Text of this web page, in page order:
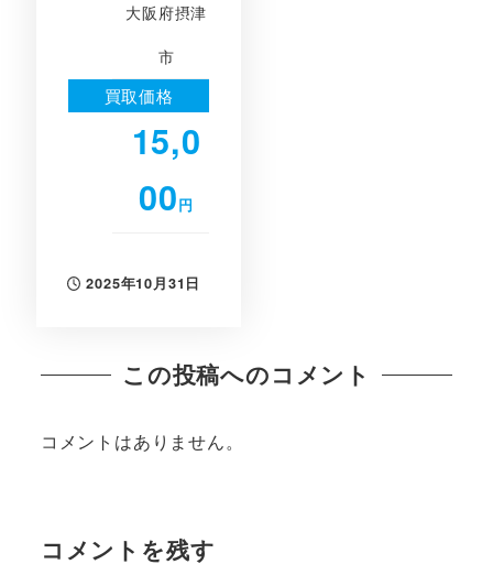
大阪府摂津
市
買取価格
15,0
00円
投稿日
2025年10月31日
この投稿へのコメント
コメントはありません。
コメントを残す